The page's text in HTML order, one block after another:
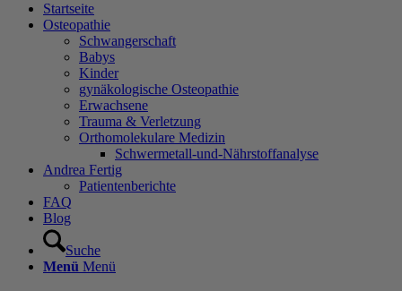
Startseite
Osteopathie
Schwangerschaft
Babys
Kinder
gynäkologische Osteopathie
Erwachsene
Trauma & Verletzung
Orthomolekulare Medizin
Schwermetall-und-Nährstoffanalyse
Andrea Fertig
Patientenberichte
FAQ
Blog
Suche
Menü Menü